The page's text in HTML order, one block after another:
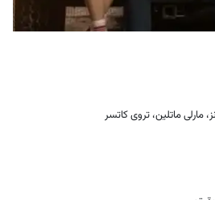
مارلی ماتلین، تروی کاتسر